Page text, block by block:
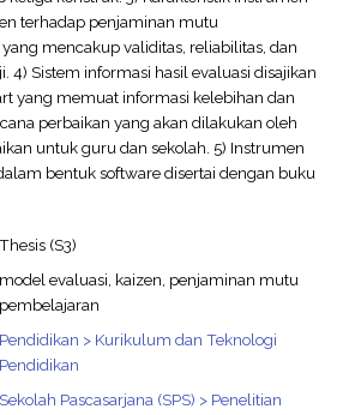
terhadap penjaminan mutu
mencakup validitas, reliabilitas, dan
4) Sistem informasi hasil evaluasi disajikan
yang memuat informasi kelebihan dan
perbaikan yang akan dilakukan oleh
untuk guru dan sekolah. 5) Instrumen
bentuk software disertai dengan buku
Thesis (S3)
model evaluasi, kaizen, penjaminan mutu
pembelajaran
Pendidikan > Kurikulum dan Teknologi
Pendidikan
Sekolah Pascasarjana (SPS) > Penelitian